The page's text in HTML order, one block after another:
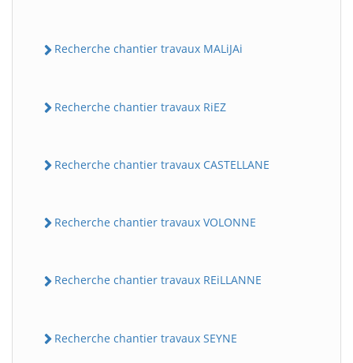
Recherche chantier travaux MALiJAi
Recherche chantier travaux RiEZ
Recherche chantier travaux CASTELLANE
Recherche chantier travaux VOLONNE
Recherche chantier travaux REiLLANNE
Recherche chantier travaux SEYNE